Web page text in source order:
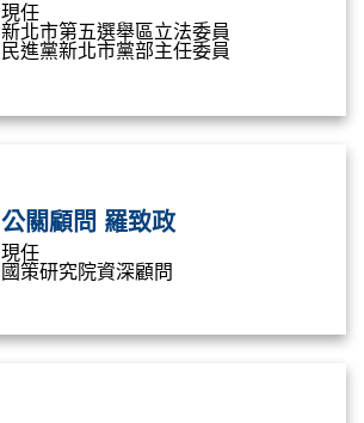
現任
新北市第五選舉區立法委員
民進黨新北市黨部主任委員
公關顧問 羅致政
現任
國策研究院資深顧問